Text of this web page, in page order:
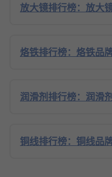
放大镜排行榜：放大
烙铁排行榜：烙铁品
润滑剂排行榜：润滑
铜线排行榜：铜线品